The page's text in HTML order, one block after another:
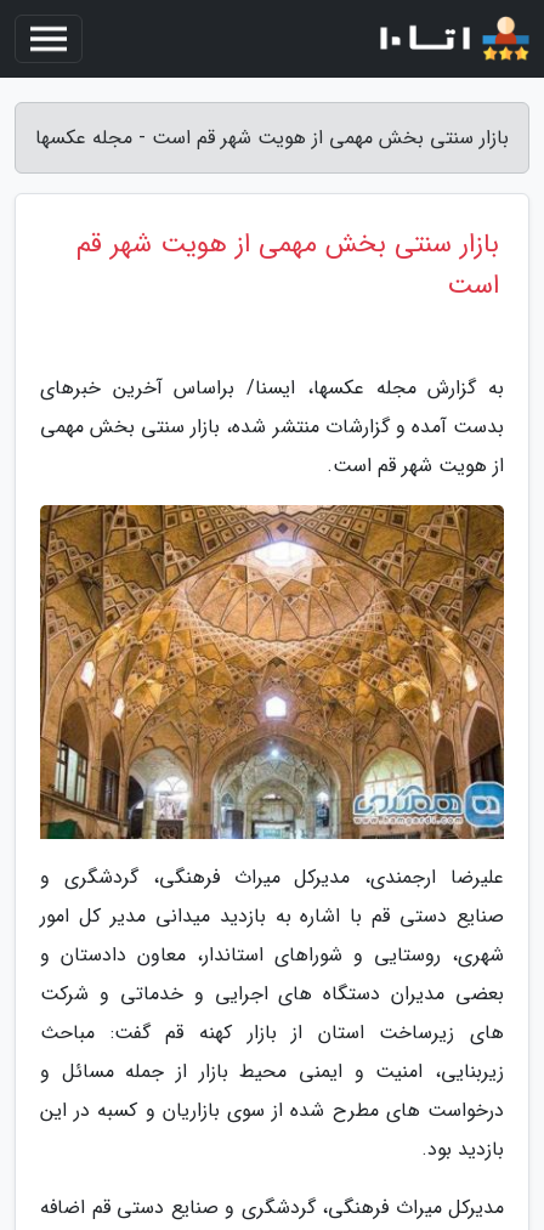
بازار سنتی بخش مهمی از هویت شهر قم است - مجله عکسها
بازار سنتی بخش مهمی از هویت شهر قم
است
به گزارش مجله عکسها، ایسنا/ براساس آخرین خبرهای
بدست آمده و گزارشات منتشر شده، بازار سنتی بخش مهمی
از هویت شهر قم است.
علیرضا ارجمندی، مدیرکل میراث فرهنگی، گردشگری و
صنایع دستی قم با اشاره به بازدید میدانی مدیر کل امور
شهری، روستایی و شوراهای استاندار، معاون دادستان و
بعضی مدیران دستگاه های اجرایی و خدماتی و شرکت
های زیرساخت استان از بازار کهنه قم گفت: مباحث
زیربنایی، امنیت و ایمنی محیط بازار از جمله مسائل و
درخواست های مطرح شده از سوی بازاریان و کسبه در این
بازدید بود.
مدیرکل میراث فرهنگی، گردشگری و صنایع دستی قم اضافه